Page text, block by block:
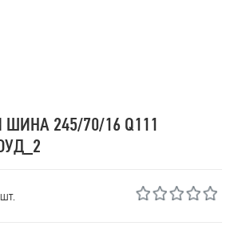
245/70/16 Q111
шт.